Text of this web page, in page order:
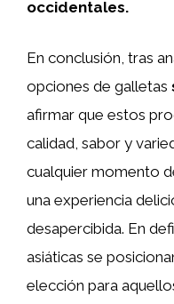
occidentales.
En conclusión, tras
opciones de galletas
afirmar que estos
calidad, sabor y
cualquier momento
una experiencia
desapercibida. En
asiáticas se
elección para